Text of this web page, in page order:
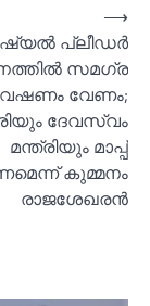
പ്ലീഡര്‍
സമഗ്ര
വേണം;
ദേവസ്വം
മന്ത്രിയും മാപ്പ്
കുമ്മനം
രാജശേഖരന്‍
⟶